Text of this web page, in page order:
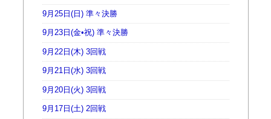
9月25日(日) 準々決勝
9月23日(金•祝) 準々決勝
9月22日(木) 3回戦
9月21日(水) 3回戦
9月20日(火) 3回戦
9月17日(土) 2回戦